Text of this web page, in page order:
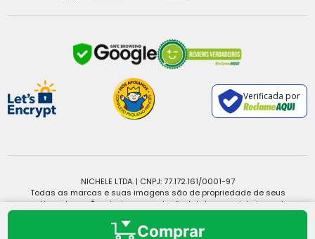
Comprar
Verificada por
NICHELE LTDA. | CNPJ: 77.172.161/0001-97
Todas as marcas e suas imagens são de propriedade de seus
respectivos donos. É vedada a reprodução, total ou parcial, de qualquer
Copyright © 2025 - Todos os direitos reservados.